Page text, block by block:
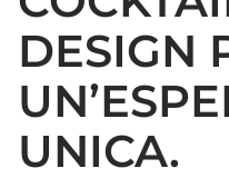
DESIGN
UNICA.